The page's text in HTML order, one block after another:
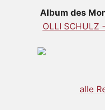
Album des
OLLI SCHULZ
alle